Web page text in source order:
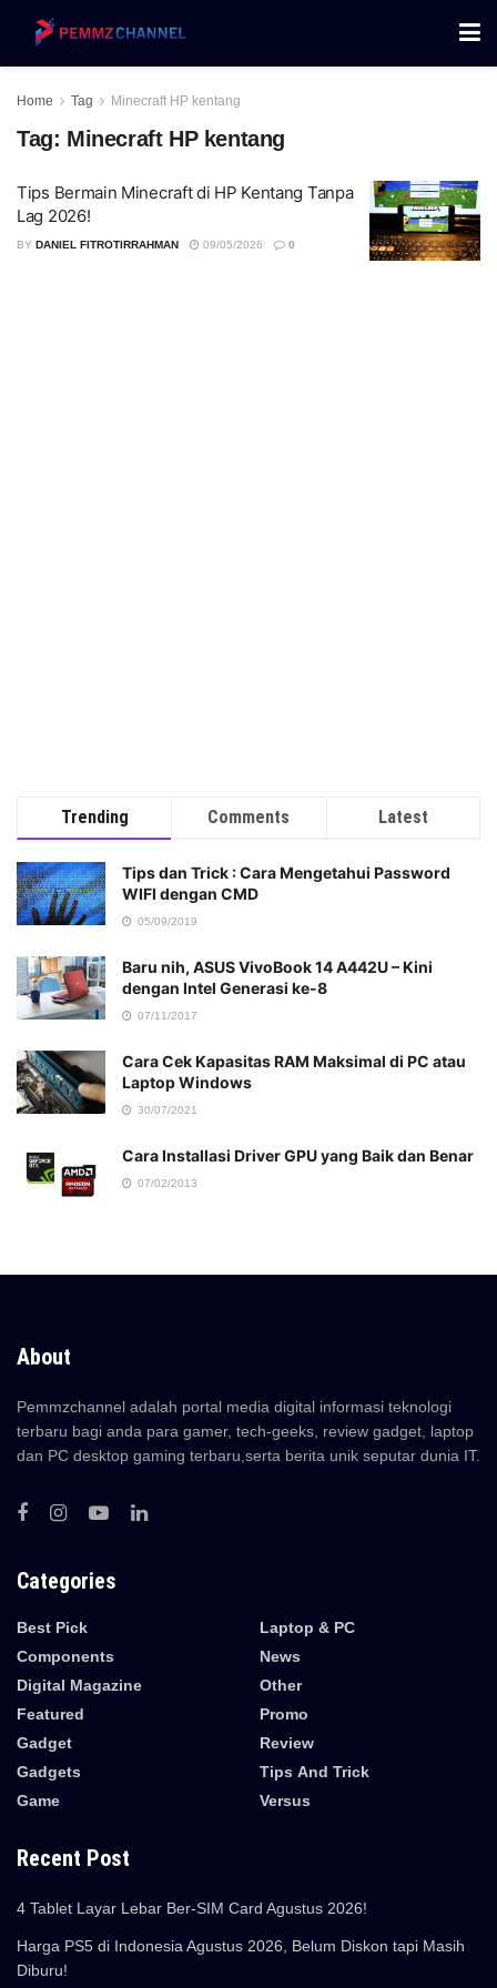
Home Tag Minecraft HP kentang
Tag: Minecraft HP kentang
Tips Bermain Minecraft di HP Kentang Tanpa
Lag 2026!
BY DANIEL FITROTIRRAHMAN 09/05/2026 0
Trending Comments Latest
Tips dan Trick : Cara Mengetahui Password
WIFI dengan CMD
05/09/2019
Baru nih, ASUS VivoBook 14 A442U – Kini
dengan Intel Generasi ke-8
07/11/2017
Cara Cek Kapasitas RAM Maksimal di PC atau
Laptop Windows
30/07/2021
Cara Installasi Driver GPU yang Baik dan Benar
07/02/2013
About
Pemmzchannel adalah portal media digital informasi teknologi
terbaru bagi anda para gamer, tech-geeks, review gadget, laptop
dan PC desktop gaming terbaru,serta berita unik seputar dunia IT.
Categories
Best Pick
Components
Digital Magazine
Featured
Gadget
Gadgets
Game
Laptop & PC
News
Other
Promo
Review
Tips And Trick
Versus
Recent Post
4 Tablet Layar Lebar Ber-SIM Card Agustus 2026!
Harga PS5 di Indonesia Agustus 2026, Belum Diskon tapi Masih
Diburu!